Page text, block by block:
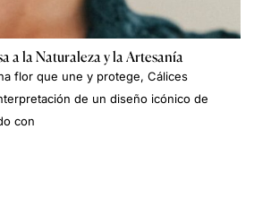
a la Naturaleza y la Artesanía
flor que une y protege, Cálices
de un diseño icónico de
con